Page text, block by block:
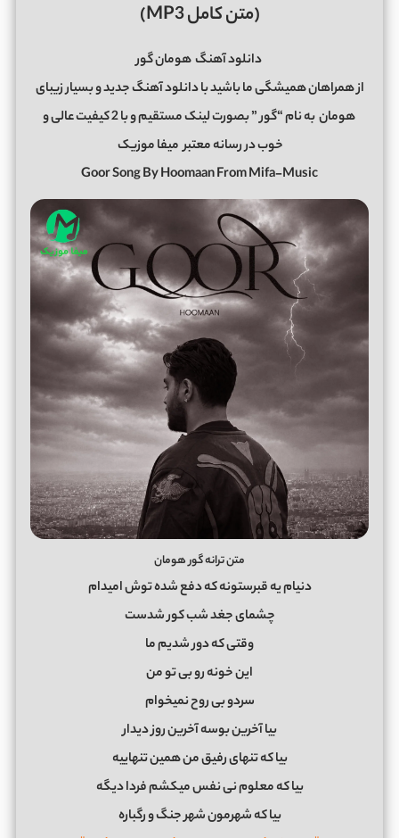
(متن کامل MP3)
دانلود آهنگهومان گور
از همراهان همیشگی ما باشید با دانلود آهنگ جدید و بسیار زیبای
هومان
به نام “گور ” بصورت لینک مستقیم و با 2 کیفیت عالی و
خوب در رسانه معتبرمیفا موزیک
Goor Song By Hoomaan From Mifa-Music
متن ترانه گور هومان
دنیام یه قبرستونه که دفع شده توش امیدام
چشمای جغد شب کور شدست
وقتی که دور شدیم ما
این خونه رو بی تو من
سردو بی روح نمیخوام
بیا آخرین بوسه آخرین روز دیدار
بیا که تنهای رفیق من همین تنهاییه
بیا که معلوم نی نفس میکشم فردا دیگه
بیا که شهرمون شهر جنگ و رگباره